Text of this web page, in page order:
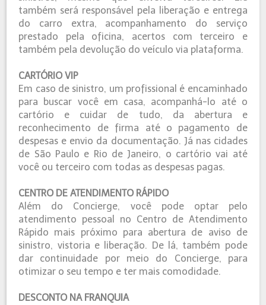
também será responsável pela liberação e entrega
do carro extra, acompanhamento do serviço
prestado pela oficina, acertos com terceiro e
também pela devolução do veículo via plataforma.
CARTÓRIO VIP
Em caso de sinistro, um profissional é encaminhado
para buscar você em casa, acompanhá-lo até o
cartório e cuidar de tudo, da abertura e
reconhecimento de firma até o pagamento de
despesas e envio da documentação. Já nas cidades
de São Paulo e Rio de Janeiro, o cartório vai até
você ou terceiro com todas as despesas pagas.
CENTRO DE ATENDIMENTO RÁPIDO
Além do Concierge, você pode optar pelo
atendimento pessoal no Centro de Atendimento
Rápido mais próximo para abertura de aviso de
sinistro, vistoria e liberação. De lá, também pode
dar continuidade por meio do Concierge, para
otimizar o seu tempo e ter mais comodidade.
DESCONTO NA FRANQUIA